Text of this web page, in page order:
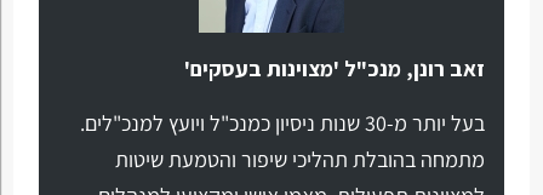
זאב רונן, מנכ"ל 'מצוינות בעסקים'
בעל יותר מ-30 שנות ניסיון כמנכ"ל ויועץ למנכ"לים.
מתמחה בהובלת תהליכי שיפור והטמעת שיטות